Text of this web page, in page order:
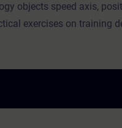
objects speed axis,
exercises on training